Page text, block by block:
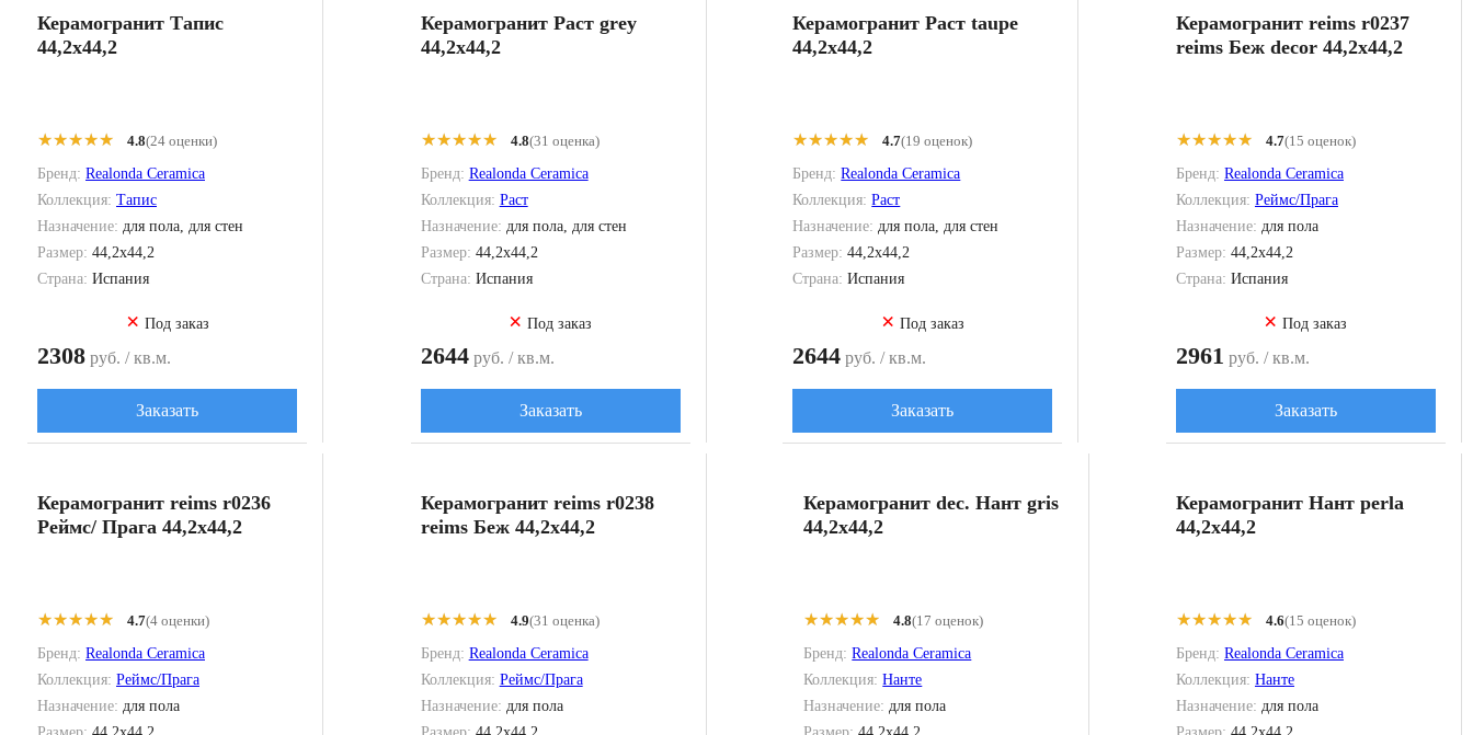
Керамогранит Тапис
44,2x44,2
★★★★★
★★★★★ 4.8(24 оценки)
Бренд: Realonda Ceramica
Коллекция: Тапис
Назначение: для пола, для стен
Размер: 44,2x44,2
Страна: Испания
× Под заказ
2308 руб. / кв.м.
Заказать
Керамогранит Раст grey
44,2x44,2
★★★★★
★★★★★ 4.8(31 оценка)
Бренд: Realonda Ceramica
Коллекция: Раст
Назначение: для пола, для стен
Размер: 44,2x44,2
Страна: Испания
× Под заказ
2644руб. / кв.м.
Заказать
Керамогранит Раст taupe
44,2x44,2
★★★★★
★★★★★ 4.7(19 оценок)
Бренд:Realonda Ceramica
Коллекция:Раст
Назначение:для пола, для стен
Размер:44,2x44,2
Страна:Испания
× Под заказ
2644 руб. / кв.м.
Заказать
Керамогранит reims r0237
reims Беж decor 44,2x44,2
★★★★★
★★★★★ 4.7(15 оценок)
Бренд: Realonda Ceramica
Коллекция: Реймс/Прага
Назначение: для пола
Размер: 44,2x44,2
Страна: Испания
× Под заказ
2961 руб. / кв.м.
Заказать
Керамогранит reims r0236
Реймс/ Прага 44,2x44,2
★★★★★
★★★★★ 4.7(4 оценки)
Бренд: Realonda Ceramica
Коллекция: Реймс/Прага
Назначение: для пола
Керамогранит reims r0238
reims Беж 44,2x44,2
★★★★★
★★★★★ 4.9(31 оценка)
Бренд: Realonda Ceramica
Коллекция: Реймс/Прага
Назначение: для пола
Керамогранит dec. Нант gris
44,2x44,2
★★★★★
★★★★★ 4.8(17 оценок)
Бренд:Realonda Ceramica
Коллекция:Нанте
Назначение:для пола
Керамогранит Нант perla
44,2x44,2
★★★★★
★★★★★ 4.6(15 оценок)
Бренд: Realonda Ceramica
Коллекция: Нанте
Назначение: для пола